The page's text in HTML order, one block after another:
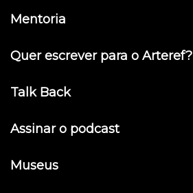
Mentoria
Quer escrever para o Arteref?
Talk Back
Assinar o podcast
Museus